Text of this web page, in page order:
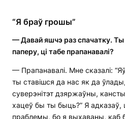
“Я браў грошы”
—Давай яшчэ раз спачатку.
паперу, ці табе прапанавалі?
— Прапанавалі. Мне сказалі:
ты ставішся да нас як да
суверэнітэт дзяржаўны,
хацеў бы ты быць?” Я адказаў,
праблемы, бо я выхаваны, каб